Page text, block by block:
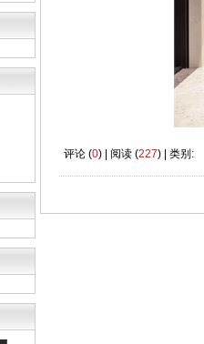
评论 (0) | 阅读 (227) | 类别: